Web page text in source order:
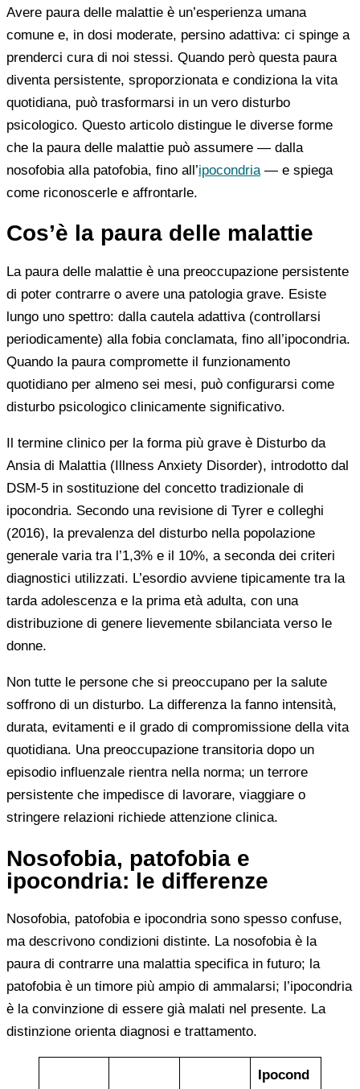
Avere paura delle malattie è un’esperienza umana
comune e, in dosi moderate, persino adattiva: ci spinge a
prenderci cura di noi stessi. Quando però questa paura
diventa persistente, sproporzionata e condiziona la vita
quotidiana, può trasformarsi in un vero disturbo
psicologico. Questo articolo distingue le diverse forme
che la paura delle malattie può assumere — dalla
nosofobia alla patofobia, fino all’ipocondria — e spiega
come riconoscerle e affrontarle.
Cos’è la paura delle malattie
La paura delle malattie è una preoccupazione persistente
di poter contrarre o avere una patologia grave. Esiste
lungo uno spettro: dalla cautela adattiva (controllarsi
periodicamente) alla fobia conclamata, fino all’ipocondria.
Quando la paura compromette il funzionamento
quotidiano per almeno sei mesi, può configurarsi come
disturbo psicologico clinicamente significativo.
Il termine clinico per la forma più grave è Disturbo da
Ansia di Malattia (Illness Anxiety Disorder), introdotto dal
DSM-5 in sostituzione del concetto tradizionale di
ipocondria. Secondo una revisione di Tyrer e colleghi
(2016), la prevalenza del disturbo nella popolazione
generale varia tra l’1,3% e il 10%, a seconda dei criteri
diagnostici utilizzati. L’esordio avviene tipicamente tra la
tarda adolescenza e la prima età adulta, con una
distribuzione di genere lievemente sbilanciata verso le
donne.
Non tutte le persone che si preoccupano per la salute
soffrono di un disturbo. La differenza la fanno intensità,
durata, evitamenti e il grado di compromissione della vita
quotidiana. Una preoccupazione transitoria dopo un
episodio influenzale rientra nella norma; un terrore
persistente che impedisce di lavorare, viaggiare o
stringere relazioni richiede attenzione clinica.
Nosofobia, patofobia e
ipocondria: le differenze
Nosofobia, patofobia e ipocondria sono spesso confuse,
ma descrivono condizioni distinte. La nosofobia è la
paura di contrarre una malattia specifica in futuro; la
patofobia è un timore più ampio di ammalarsi; l’ipocondria
è la convinzione di essere già malati nel presente. La
distinzione orienta diagnosi e trattamento.
Ipocond